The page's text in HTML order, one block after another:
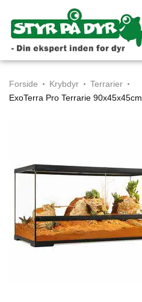
Forside Krybdyr
Terrarier
ExoTerra Pro Terrarie 90x45x45cm